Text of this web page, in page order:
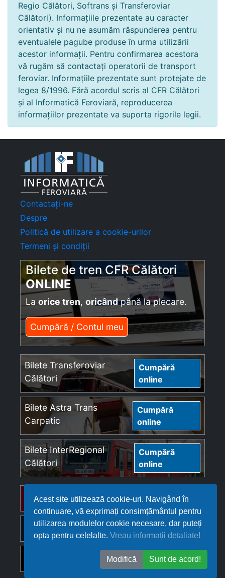
Acest site utilizează cookie-uri. Navigând în
continuare, vă exprimați consimțământul pentru
utilizarea modulelor cookie necesare, dar puteți
opta pentru celelalte.Vreau informații detaliate!
Modifică Sunt de acord!
Regio Călători, Softrans și Transferoviar
Călători). Informațiile prezentate au caracter
orientativ și nu ne asumăm răspunderea pentru
eventualele pagube produse în urma utilizării
acestor informații. Pentru confirmarea acestora
vă rugăm să contactați operatorii de transport
feroviar. Informațiile prezentate sunt protejate de
legea 8/1996. Fără acordul scris al CFR Călători
și al Informatică Feroviară, reproducerea
informațiilor prezentate va suporta rigorile legii.
Contactați-ne
Despre
Politică de utilizare a cookie-urilor
Termeni și condiții
Bilete de tren CFR Călători
ONLINE
La orice tren, oricândpână la plecare.
Cumpără / Contul meu
Bilete Transferoviar
Călători
Cumpără
online
Bilete Astra Trans
Carpatic
Cumpără
online
Bilete InterRegional
Călători
Cumpără
online
Bilete Regio Călători Cumpără online
Bilete Softrans Cumpără online
Cumpără online